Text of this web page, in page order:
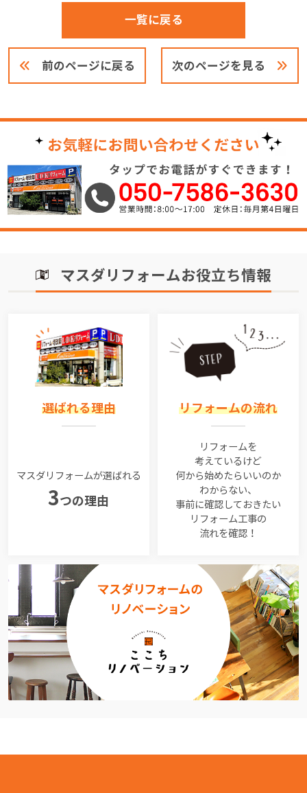
前のページに戻る
一覧に戻る
次のページを見る
マスダリフォームお役立ち情報
選ばれる理由
マスダリフォームが選ばれる
3つの理由
リフォームの流れ
リフォームを
考えているけど
何から始めたらいいのか
わからない、
事前に確認しておきたい
リフォーム工事の
流れを確認！